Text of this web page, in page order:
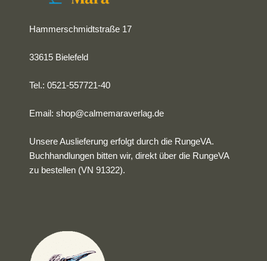
Hammerschmidtstraße 17
33615 Bielefeld
Tel.: 0521-557721-40
Email:shop@calmemaraverlag.de
Unsere Auslieferung erfolgt durch die RungeVA.
Buchhandlungen bitten wir, direkt über die RungeVA
zu bestellen (VN 91322).